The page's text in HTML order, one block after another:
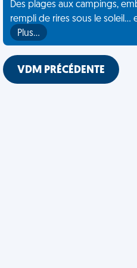
Des plages aux campings,
rempli de rires sous le
Plus…
VDM PRÉCÉDENTE